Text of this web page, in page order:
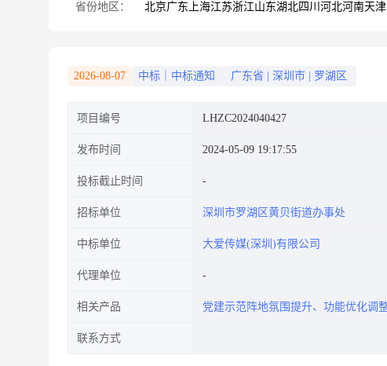
省份地区： 北京广东 上海江苏浙江山东湖北四川 河北河南天津
2026-08-07 中标｜中标通知 广东省 深圳市 罗湖区
项目编号 LHZC2024040427
发布时间 2024-05-09 19:17:55
投标截止时间
招标单位 深圳市罗湖区黄贝街道办事处
中标单位 大爱传媒(深圳)有限公司
代理单位
相关产品 党建示范阵地氛围提升、功能优化调
联系方式